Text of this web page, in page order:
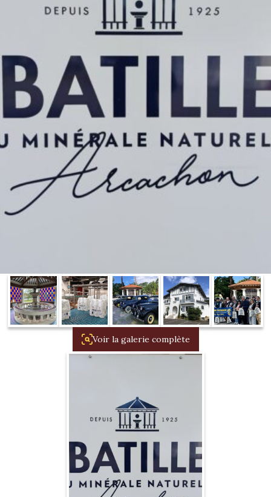
Notre local
La Boutique
Les pièces
Liens
La Revue
La Traction des
membres
Bibliographie
Présentation 7
1934/1941
Evolution 11 –
1945/1952
Evolution 11 –
La 15/6 G –
1938/1947
La 15/6 D –
1947/1955
La 15/6 H –
Voir la galerie complète